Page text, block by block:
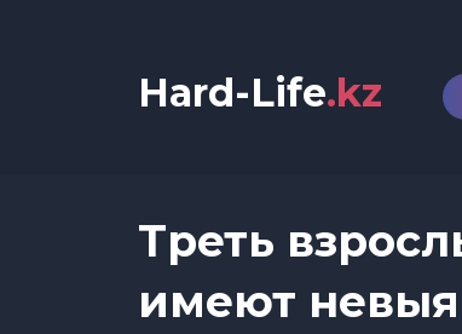
Hard-Life.kz
Треть
имеют